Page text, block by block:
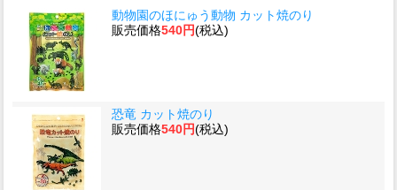
動物園のほにゅう動物 カット焼のり
販売価格540円(税込)
恐竜 カット焼のり
販売価格540円(税込)